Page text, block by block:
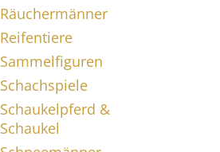
Räuchermänner
Reifentiere
Sammelfiguren
Schachspiele
Schaukelpferd &
Schaukel